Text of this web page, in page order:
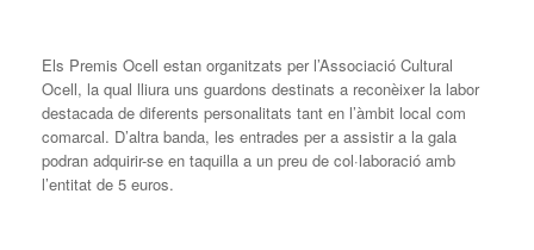
Els Premis Ocell estan organitzats per l’Associació Cultural
Ocell, la qual lliura uns guardons destinats a reconèixer la labor
destacada de diferents personalitats tant en l’àmbit local com
comarcal. D’altra banda, les entrades per a assistir a la gala
podran adquirir-se en taquilla a un preu de col·laboració amb
l’entitat de 5 euros.